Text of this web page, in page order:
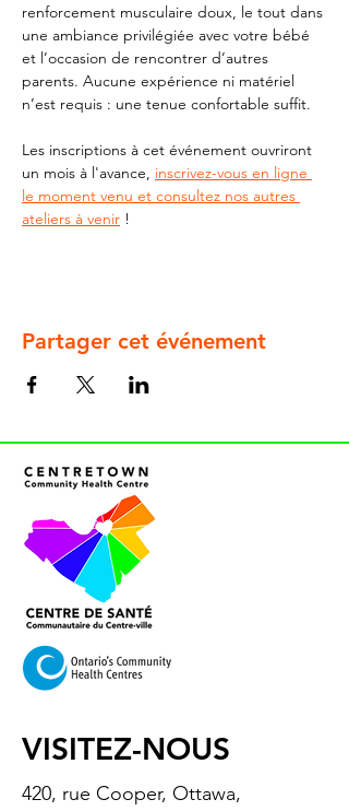
renforcement musculaire doux, le tout dans
une ambiance privilégiée avec votre bébé
et l’occasion de rencontrer d’autres
parents. Aucune expérience ni matériel
n’est requis : une tenue confortable suffit.
Les inscriptions à cet événement ouvriront
un mois à l'avance, inscrivez-vous en ligne
le moment venu et consultez nos autres
ateliers à venir !
Partager cet événement
VISITEZ-NOUS
420, rue Cooper, Ottawa,